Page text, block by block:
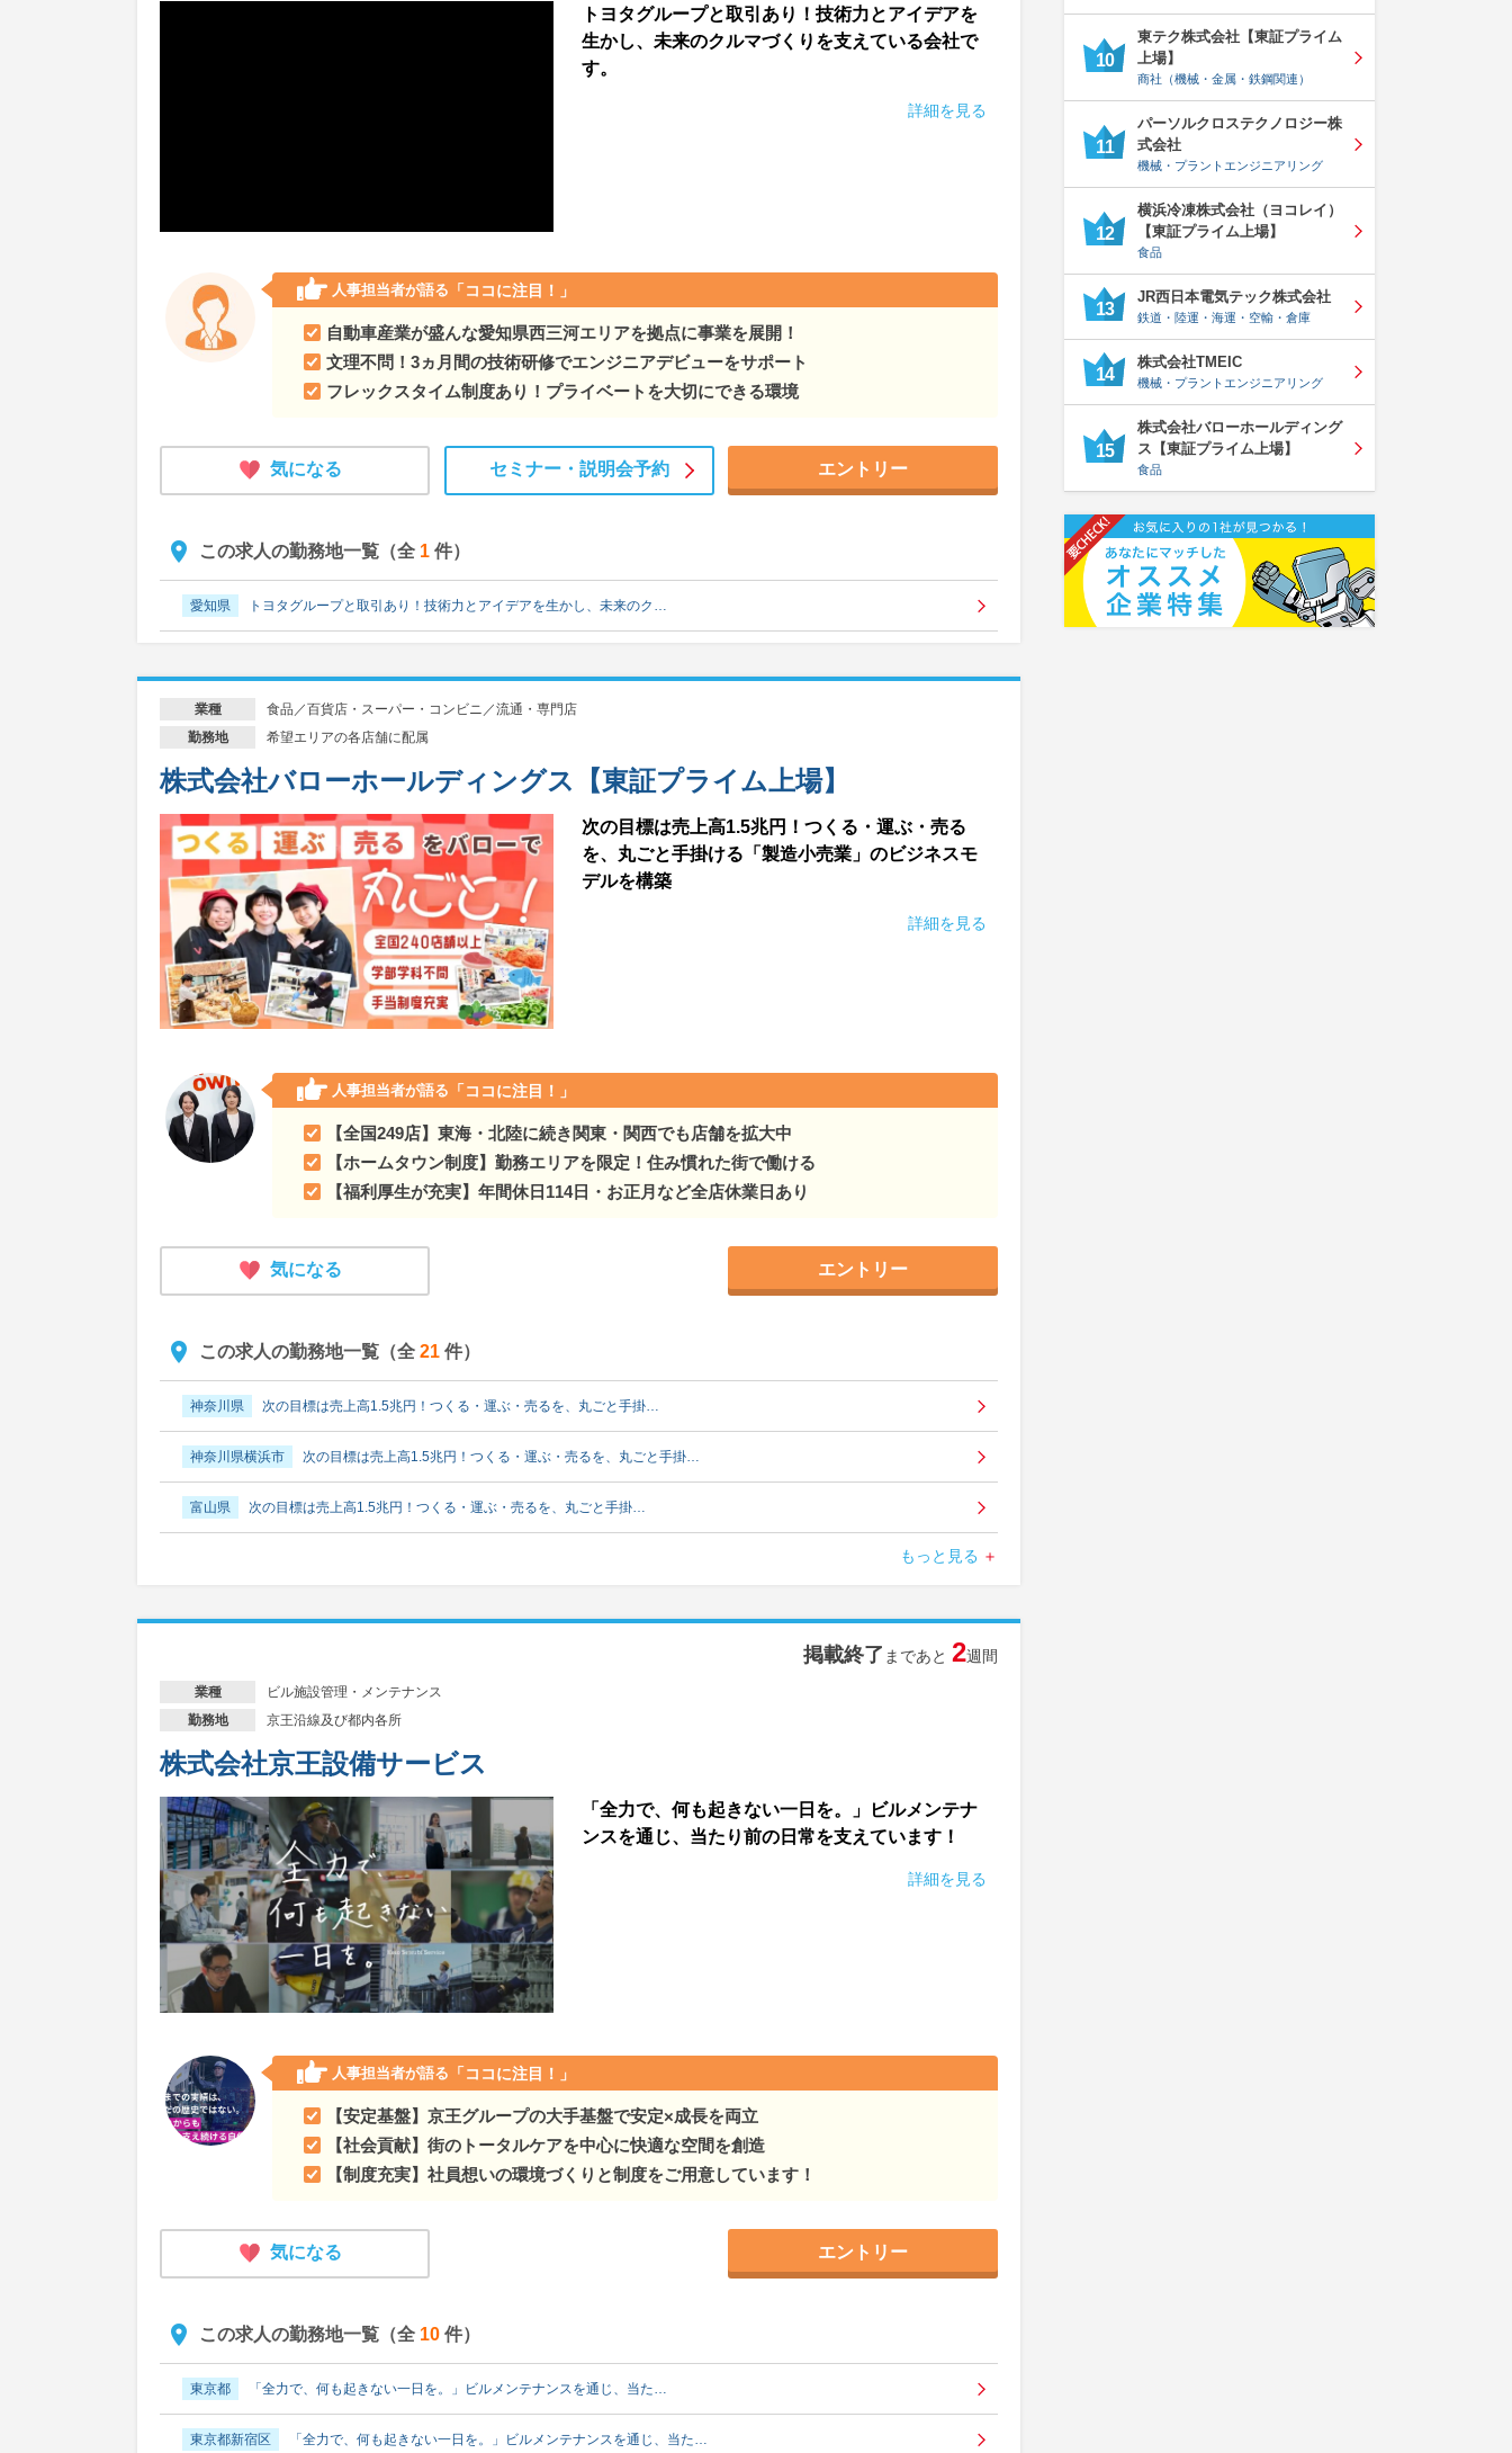
トヨタグループと取引あり！技術力とアイデアを
生かし、未来のクルマづくりを支えている会社で
す。
詳細を見る
人事担当者が語る 「ココに注目！」
自動車産業が盛んな愛知県西三河エリアを拠点に事業を展開！
文理不問！3ヵ月間の技術研修でエンジニアデビューをサポート
フレックスタイム制度あり！プライベートを大切にできる環境
気になる セミナー・ 説明会予約 エントリー
この求人の勤務地一覧（全 1 件）
愛知県 トヨタグループと取引あり！技術力とアイデアを生かし、未来のク…
業種 食品／百貨店・スーパー・コンビニ／流通・専門店
勤務地 希望エリアの各店舗に配属
株式会社バローホールディングス【東証プライム上場】
次の目標は売上高1.5兆円！つくる・運ぶ・売る
を、丸ごと手掛ける「製造小売業」のビジネスモ
デルを構築
詳細を見る
人事担当者が語る 「ココに注目！」
【全国249店】東海・北陸に続き関東・関西でも店舗を拡大中
【ホームタウン制度】勤務エリアを限定！住み慣れた街で働ける
【福利厚生が充実】年間休日114日・お正月など全店休業日あり
気になる エントリー
この求人の勤務地一覧（全 21 件）
神奈川県 次の目標は売上高1.5兆円！つくる・運ぶ・売るを、丸ごと手掛…
神奈川県横浜市 次の目標は売上高1.5兆円！つくる・運ぶ・売るを、丸ごと手掛…
富山県 次の目標は売上高1.5兆円！つくる・運ぶ・売るを、丸ごと手掛…
長野県
岐阜県 次の目標は売上高1.5兆円！つくる・運ぶ・売るを、丸ごと手掛…
静岡県 次の目標は売上高1.5兆円！つくる・運ぶ・売るを、丸ごと手掛…
静岡県静岡市 次の目標は売上高1.5兆円！つくる・運ぶ・売るを、丸ごと手掛…
静岡県浜松市 次の目標は売上高1.5兆円！つくる・運ぶ・売るを、丸ごと手掛…
愛知県 次の目標は売上高1.5兆円！つくる・運ぶ・売るを、丸ごと手掛…
愛知県名古屋市 次の目標は売上高1.5兆円！つくる・運ぶ・売るを、丸ごと手掛…
三重県 次の目標は売上高1.5兆円！つくる・運ぶ・売るを、丸ごと手掛…
滋賀県 次の目標は売上高1.5兆円！つくる・運ぶ・売るを、丸ごと手掛…
次の目標は売上高1.5兆円！つくる・運ぶ・売るを、丸ごと手掛…
次の目標は売上高1.5兆円！つくる・運ぶ・売るを、丸ごと手掛…
大阪府堺市 次の目標は売上高1.5兆円！つくる・運ぶ・売るを、丸ごと手掛…
奈良県 次の目標は売上高1.5兆円！つくる・運ぶ・売るを、丸ごと手掛…
もっと見る
掲載終了 まであと 2週間
業種 ビル施設管理・メンテナンス
勤務地 京王沿線及び都内各所
株式会社京王設備サービス
「全力で、何も起きない一日を。」ビルメンテナ
ンスを通じ、当たり前の日常を支えています！
詳細を見る
人事担当者が語る 「ココに注目！」
【安定基盤】京王グループの大手基盤で安定×成長を両立
【社会貢献】街のトータルケアを中心に快適な空間を創造
【制度充実】社員想いの環境づくりと制度をご用意しています！
気になる エントリー
この求人の勤務地一覧（全 10 件）
東京都 「全力で、何も起きない一日を。」ビルメンテナンスを通じ、当た…
東京都新宿区 「全力で、何も起きない一日を。」ビルメンテナンスを通じ、当た…
10
東テク株式会社【東証プライム
上場】
商社（機械・金属・鉄鋼関連）
11
パーソルクロステクノロジー株
式会社
機械・プラントエンジニアリング
12
横浜冷凍株式会社（ヨコレイ）
【東証プライム上場】
食品
13
JR西日本電気テック株式会社
鉄道・陸運・海運・空輸・倉庫
14
株式会社TMEIC
機械・プラントエンジニアリング
15
株式会社バローホールディング
ス【東証プライム上場】
食品